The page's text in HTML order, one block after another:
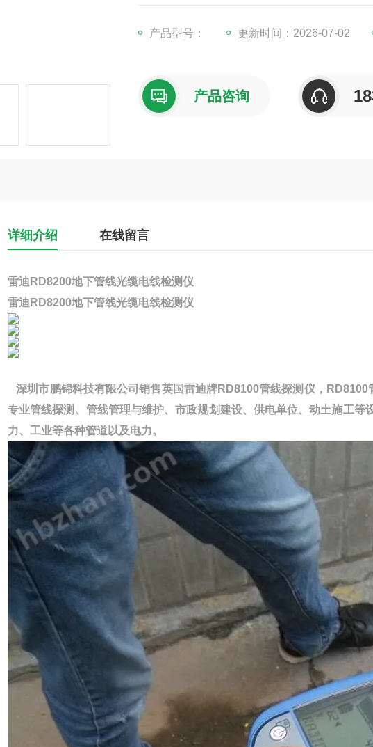
产品型号： 更新时间：2026-07-02
产品咨询
详细介绍 在线留言
雷迪RD8200地下管线光缆电线检测仪
雷迪RD8200地下管线光缆电线检测仪
深圳市鹏锦科技有限公司销售英国雷迪牌RD8100管线探测仪，
专业管线探测、管线管理与维护、市政规划建设、供电单位、动土施工
力、工业等各种管道以及电力。